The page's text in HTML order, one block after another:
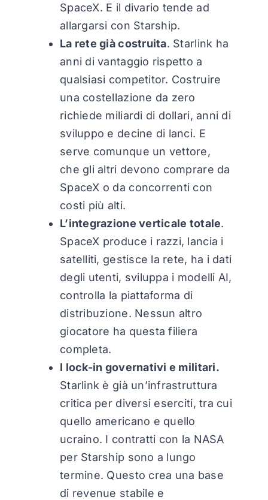
SpaceX. E il divario tende ad
allargarsi con Starship.
La rete già costruita. Starlink ha
anni di vantaggio rispetto a
qualsiasi competitor. Costruire
una costellazione da zero
richiede miliardi di dollari, anni di
sviluppo e decine di lanci. E
serve comunque un vettore,
che gli altri devono comprare da
SpaceX o da concorrenti con
costi più alti.
L’integrazione verticale totale.
SpaceX produce i razzi, lancia i
satelliti, gestisce la rete, ha i dati
degli utenti, sviluppa i modelli AI,
controlla la piattaforma di
distribuzione. Nessun altro
giocatore ha questa filiera
completa.
I lock-in governativi e militari.
Starlink è già un’infrastruttura
critica per diversi eserciti, tra cui
quello americano e quello
ucraino. I contratti con la NASA
per Starship sono a lungo
termine. Questo crea una base
di revenue stabile e